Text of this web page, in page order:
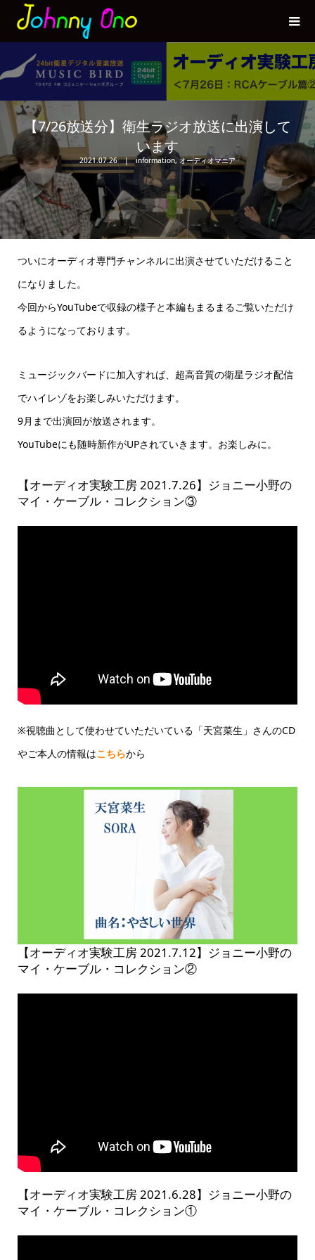
【7/26放送分】衛生ラジオ放送に出演して
います
2021.07.26 information,オーディオマニア
ついにオーディオ専門チャンネルに出演させていただけること
になりました。
今回からYouTubeで収録の様子と本編もまるまるご覧いただけ
るようになっております。
ミュージックバードに加入すれば、超高音質の衛星ラジオ配信
でハイレゾをお楽しみいただけます。
9月まで出演回が放送されます。
YouTubeにも随時新作がUPされていきます。お楽しみに。
【オーディオ実験工房 2021.7.26】ジョニー小野の
マイ・ケーブル・コレクション③
※視聴曲として使わせていただいている「天宮菜生」さんのCD
やご本人の情報はこちらから
【オーディオ実験工房 2021.7.12】ジョニー小野の
マイ・ケーブル・コレクション②
【オーディオ実験工房 2021.6.28】ジョニー小野の
マイ・ケーブル・コレクション①